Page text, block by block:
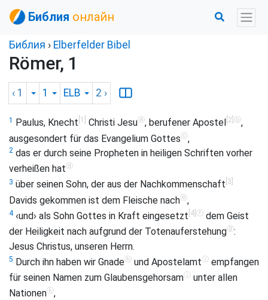
Библия онлайн
Библия › Elberfelder Bibel
Römer, 1
‹ 1 1 ELB 2 ›
1 Paulus, Knecht [1] Christi Jesuⓐ, berufener Apostel [2] ⓑ,
ausgesondert für das Evangelium Gottesⓒ,
2 das er durch seine Propheten in heiligen Schriften vorher
verheißen hatⓓ
3 über seinen Sohn, der aus der Nachkommenschaft [3]
Davids gekommen ist dem Fleische nachⓔ,
4‹und› als Sohn Gottes in Kraft eingesetzt [4] ⓕ dem Geist
der Heiligkeit nach aufgrund der Totenauferstehungⓖ:
Jesus Christus, unseren Herrn.
5 Durch ihn haben wir Gnadeⓗ und Apostelamtⓘ empfangen
für seinen Namen zum Glaubensgehorsamⓙ unter allen
Nationenⓚ,